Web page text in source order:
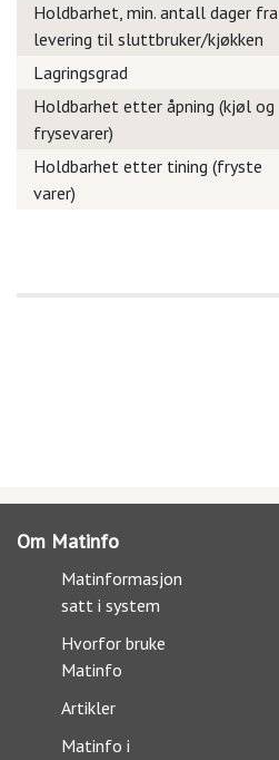
Holdbarhet, min. antall dager fra
levering til sluttbruker/kjøkken
Lagringsgrad
Holdbarhet etter åpning (kjøl og
frysevarer)
Holdbarhet etter tining (fryste
varer)
Om Matinfo
Matinformasjon
satt i system
Hvorfor bruke
Matinfo
Artikler
Matinfo i